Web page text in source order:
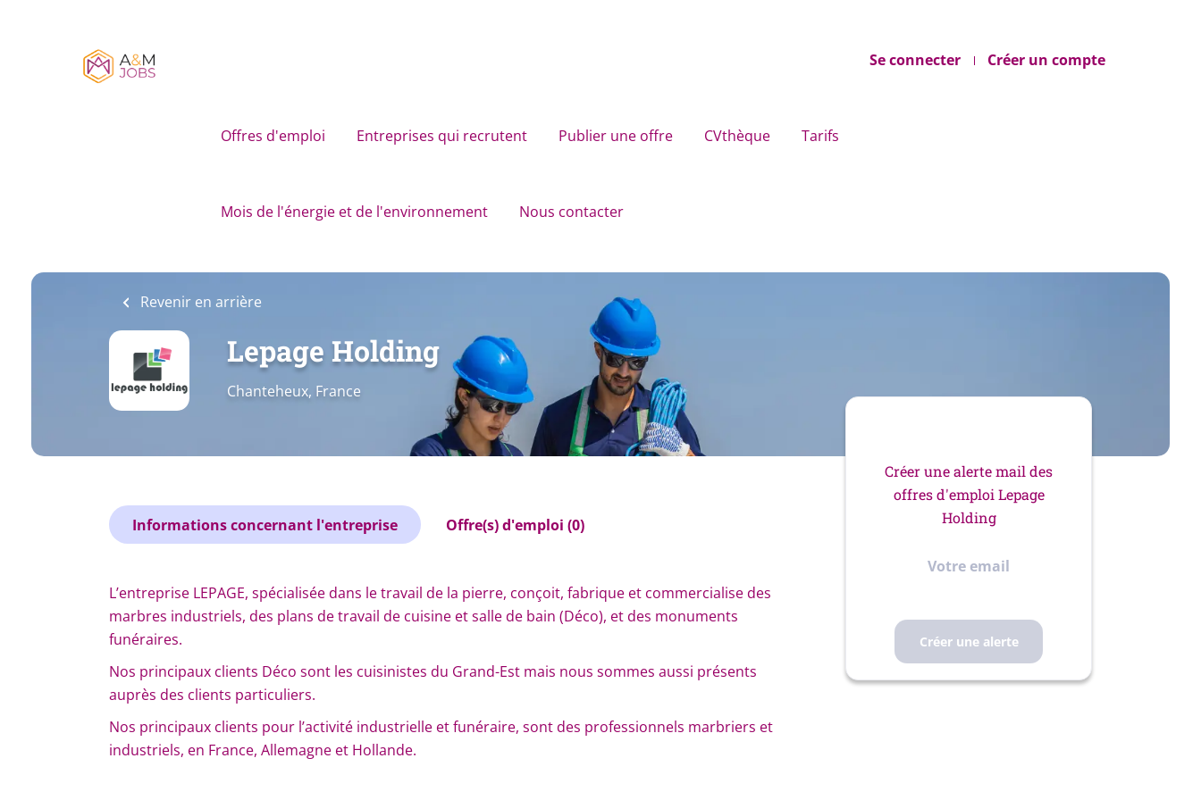
Se connecter Créer un compte
Offres d'emploi Entreprises qui recrutent Publier une offre CVthèque Tarifs
Mois de l'énergie et de l'environnement Nous contacter
Revenir en arrière
Lepage Holding
Chanteheux, France
Informations concernant l'entreprise Offre(s) d'emploi (0)
L’entreprise LEPAGE, spécialisée dans le travail de la pierre, conçoit, fabrique et commercialise des
marbres industriels, des plans de travail de cuisine et salle de bain (Déco), et des monuments
funéraires.
Nos principaux clients Déco sont les cuisinistes du Grand-Est mais nous sommes aussi présents
auprès des clients particuliers.
Nos principaux clients pour l’activité industrielle et funéraire, sont des professionnels marbriers et
industriels, en France, Allemagne et Hollande.
Créer une alerte mail des
offres d'emploi Lepage
Holding